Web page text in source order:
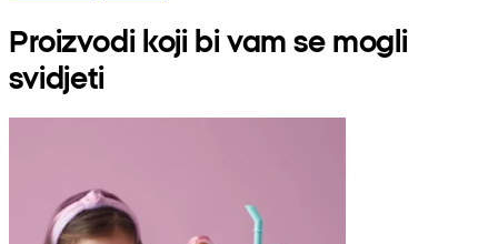
Proizvodi koji bi vam se mogli
svidjeti